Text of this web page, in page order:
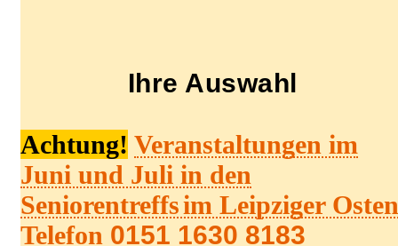
Ihre Auswahl
Achtung! Veranstaltungen im
Juni und Juli in den
Seniorentreffsim Leipziger Osten
Telefon 0151 1630 8183